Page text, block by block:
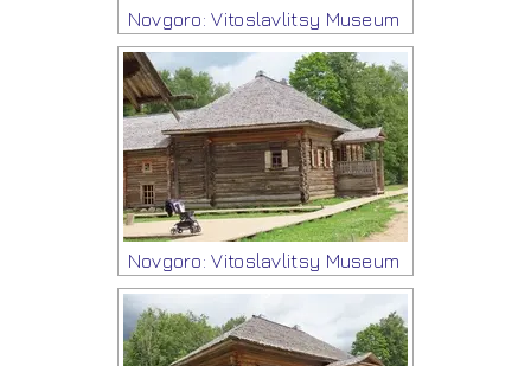
Novgoro: Vitoslavlitsy Museum
Novgoro: Vitoslavlitsy Museum